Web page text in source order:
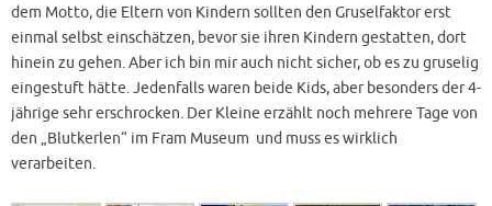
dem Motto, die Eltern von Kindern sollten den Gruselfaktor erst
einmal selbst einschätzen, bevor sie ihren Kindern gestatten, dort
hinein zu gehen. Aber ich bin mir auch nicht sicher, ob es zu gruselig
eingestuft hätte. Jedenfalls waren beide Kids, aber besonders der 4-
jährige sehr erschrocken. Der Kleine erzählt noch mehrere Tage von
den „Blutkerlen“ im Fram Museum und muss es wirklich
verarbeiten.